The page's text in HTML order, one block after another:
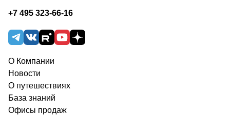
+7 495 323-66-16
О Компании
Новости
О путешествиях
База знаний
Офисы продаж